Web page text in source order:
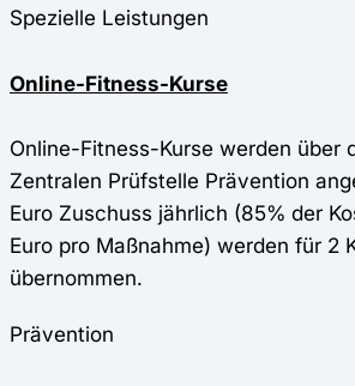
Spezielle Leistungen
Online-Fitness-Kurse
Online-Fitness-Kurse werden über
Zentralen Prüfstelle Prävention
Euro Zuschuss jährlich (85% der
Euro pro Maßnahme) werden für 2
übernommen.
Prävention